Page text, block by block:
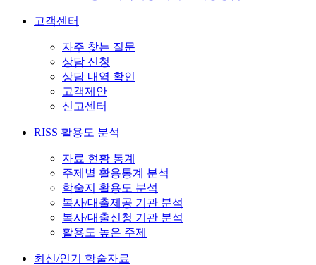
고객센터
자주 찾는 질문
상담 신청
상담 내역 확인
고객제안
신고센터
RISS 활용도 분석
자료 현황 통계
주제별 활용통계 분석
학술지 활용도 분석
복사/대출제공 기관 분석
복사/대출신청 기관 분석
활용도 높은 주제
최신/인기 학술자료